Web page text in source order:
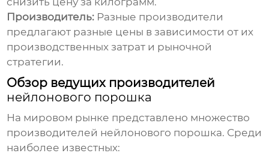
Производитель: Разные производители
предлагают разные цены в зависимости от их
производственных затрат и рыночной
стратегии.
Обзор ведущих производителей
нейлонового порошка
На мировом рынке представлено множество
производителей нейлонового порошка. Среди
наиболее известных: